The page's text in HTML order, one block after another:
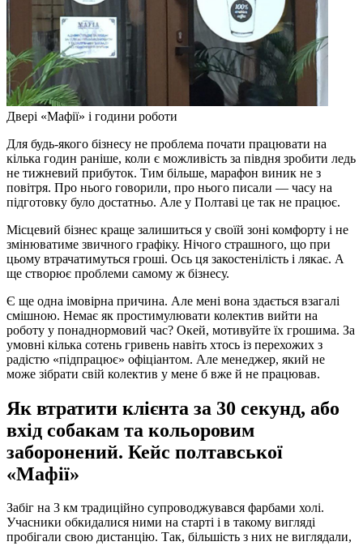
Двері «Мафії» і години роботи
Для будь-якого бізнесу не проблема почати працювати на
кілька годин раніше, коли є можливість за півдня зробити ледь
не тижневий прибуток. Тим більше, марафон виник не з
повітря. Про нього говорили, про нього писали — часу на
підготовку було достатньо. Але у Полтаві це так не працює.
Місцевий бізнес краще залишиться у своїй зоні комфорту і не
змінюватиме звичного графіку. Нічого страшного, що при
цьому втрачатимуться гроші. Ось ця закостенілість і лякає. А
ще створює проблеми самому ж бізнесу.
Є ще одна імовірна причина. Але мені вона здається взагалі
смішною. Немає як простимулювати колектив вийти на
роботу у понаднормовий час? Окей, мотивуйте їх грошима. За
умовні кілька сотень гривень навіть хтось із перехожих з
радістю «підпрацює» офіціантом. Але менеджер, який не
може зібрати свій колектив у мене б вже й не працював.
Як втратити клієнта за 30 секунд, або
вхід собакам та кольоровим
заборонений. Кейс полтавської
«Мафії»
Забіг на 3 км традиційно супроводжувався фарбами холі.
Учасники обкидалися ними на старті і в такому вигляді
пробігали свою дистанцію. Так, більшість з них не виглядали,